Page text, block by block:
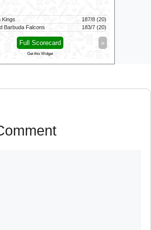
Kings
187/8 (20)
Barbuda Falcons
183/7 (20)
»
Full Scorecard
Get this Widget